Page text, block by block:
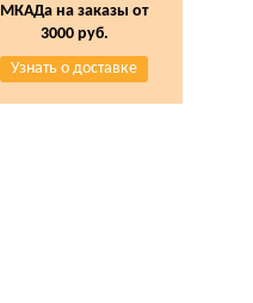
МКАДа на заказы от
3000 руб.
Узнать о доставке